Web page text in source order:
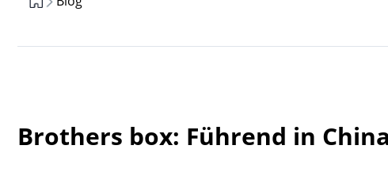
Brothers box: Führend in